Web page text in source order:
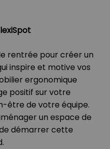
rentrée pour créer un
inspire et motive vos
ergonomique
positif sur votre
être de votre équipe.
un espace de
démarrer cette